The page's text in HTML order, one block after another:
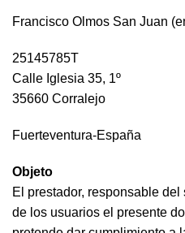
Francisco Olmos San Juan
25145785T
Calle Iglesia 35, 1º
35660 Corralejo
Fuerteventura-España
Objeto
El prestador, responsable
de los usuarios el presente